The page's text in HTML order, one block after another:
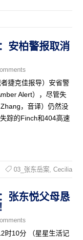
安柏警报取消
捷克佳报导）安省警
Alert），尽管失
，音译）仍然没
踪的Finch和404高速
03_张东岳案, Cecilia
张东悦父母恳
时10分 （星星生活记